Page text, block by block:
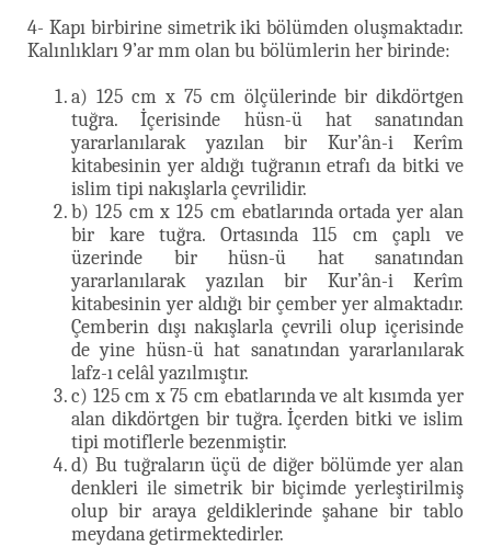
4- Kapı birbirine simetrik iki bölümden oluşmaktadır.
Kalınlıkları 9’ar mm olan bu bölümlerin her birinde:
a) 125 cm x 75 cm ölçülerinde bir dikdörtgen
tuğra. İçerisinde hüsn-ü hat sanatından
yararlanılarak yazılan bir Kur’ân-i Kerîm
kitabesinin yer aldığı tuğranın etrafı da bitki ve
islim tipi nakışlarla çevrilidir.
b) 125 cm x 125 cm ebatlarında ortada yer alan
bir kare tuğra. Ortasında 115 cm çaplı ve
üzerinde bir hüsn-ü hat sanatından
yararlanılarak yazılan bir Kur’ân-i Kerîm
kitabesinin yer aldığı bir çember yer almaktadır.
Çemberin dışı nakışlarla çevrili olup içerisinde
de yine hüsn-ü hat sanatından yararlanılarak
lafz-ı celâl yazılmıştır.
c) 125 cm x 75 cm ebatlarında ve alt kısımda yer
alan dikdörtgen bir tuğra. İçerden bitki ve islim
tipi motiflerle bezenmiştir.
d) Bu tuğraların üçü de diğer bölümde yer alan
denkleri ile simetrik bir biçimde yerleştirilmiş
olup bir araya geldiklerinde şahane bir tablo
meydana getirmektedirler.